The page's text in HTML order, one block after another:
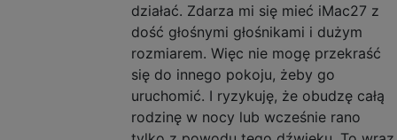
działać. Zdarza mi się mieć iMac27 z
dość głośnymi głośnikami i dużym
rozmiarem. Więc nie mogę przekraść
się do innego pokoju, żeby go
uruchomić. I ryzykuję, że obudzę całą
rodzinę w nocy lub wcześnie rano